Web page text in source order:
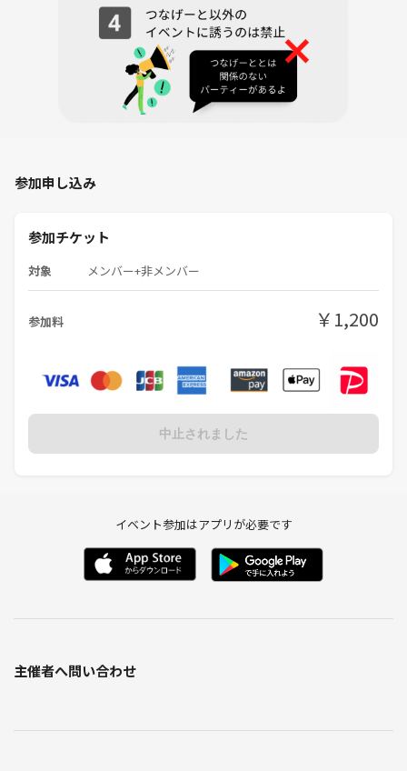
参加申し込み
参加チケット
対象 メンバー+非メンバー
参加料 ￥1,200
中止されました
イベント参加はアプリが必要です
主催者へ問い合わせ